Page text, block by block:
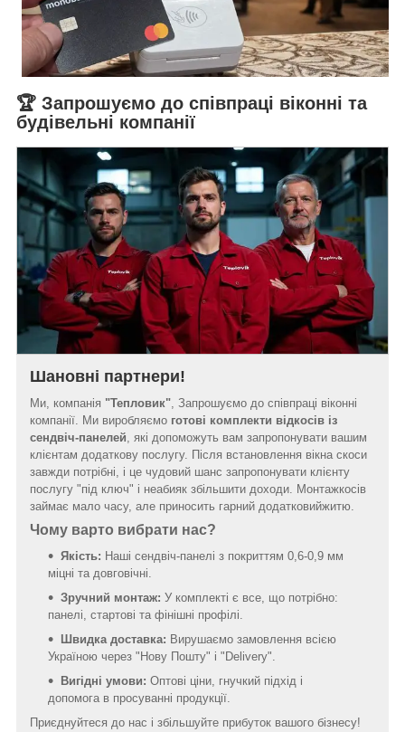
🏆 Запрошуємо до співпраці віконні та
будівельні компанії
Шановні партнери!
Ми, компанія "Тепловик", Запрошуємо до співпраці віконні
компанії. Ми виробляємо готові комплекти відкосів із
сендвіч-панелей, які допоможуть вам запропонувати вашим
клієнтам додаткову послугу. Після встановлення вікна скоси
завжди потрібні, і це чудовий шанс запропонувати клієнту
послугу "під ключ" і неабияк збільшити доходи. Монтажкосів
займає мало часу, але приносить гарний додатковийжитю.
Чому варто вибрати нас?
Якість: Наші сендвіч-панелі з покриттям 0,6-0,9 мм
міцні та довговічні.
Зручний монтаж: У комплекті є все, що потрібно:
панелі, стартові та фінішні профілі.
Швидка доставка: Вирушаємо замовлення всією
Україною через "Нову Пошту" і "Delivery".
Вигідні умови: Оптові ціни, гнучкий підхід і
допомога в просуванні продукції.
Приєднуйтеся до нас і збільшуйте прибуток вашого бізнесу!